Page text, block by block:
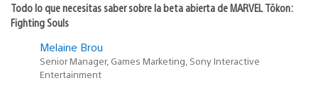
Todo lo que necesitas saber sobre la beta abierta de MARVEL Tōkon:
Fighting Souls
Melaine Brou
Senior Manager, Games Marketing, Sony Interactive
Entertainment